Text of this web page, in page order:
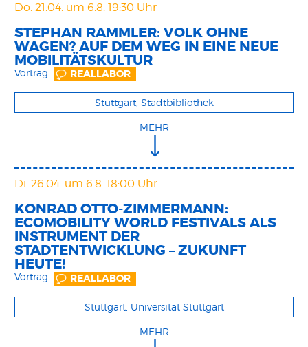
Do. 21.04. um 6.8. 19:30 Uhr
STEPHAN RAMMLER: VOLK OHNE
WAGEN? AUF DEM WEG IN EINE NEUE
MOBILITÄTSKULTUR
Vortrag REALLABOR
Stuttgart, Stadtbibliothek
MEHR
Di. 26.04. um 6.8. 18:00 Uhr
KONRAD OTTO-ZIMMERMANN:
ECOMOBILITY WORLD FESTIVALS ALS
INSTRUMENT DER
STADTENTWICKLUNG – ZUKUNFT
HEUTE!
Vortrag REALLABOR
Stuttgart, Universität Stuttgart
MEHR